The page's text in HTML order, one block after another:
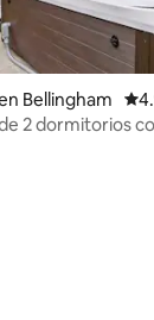
Bellingham
2 dormitorios